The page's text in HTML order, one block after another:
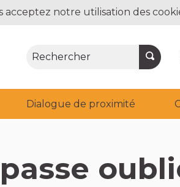
notre utilisation des
Rechercher
Dialogue de proximité